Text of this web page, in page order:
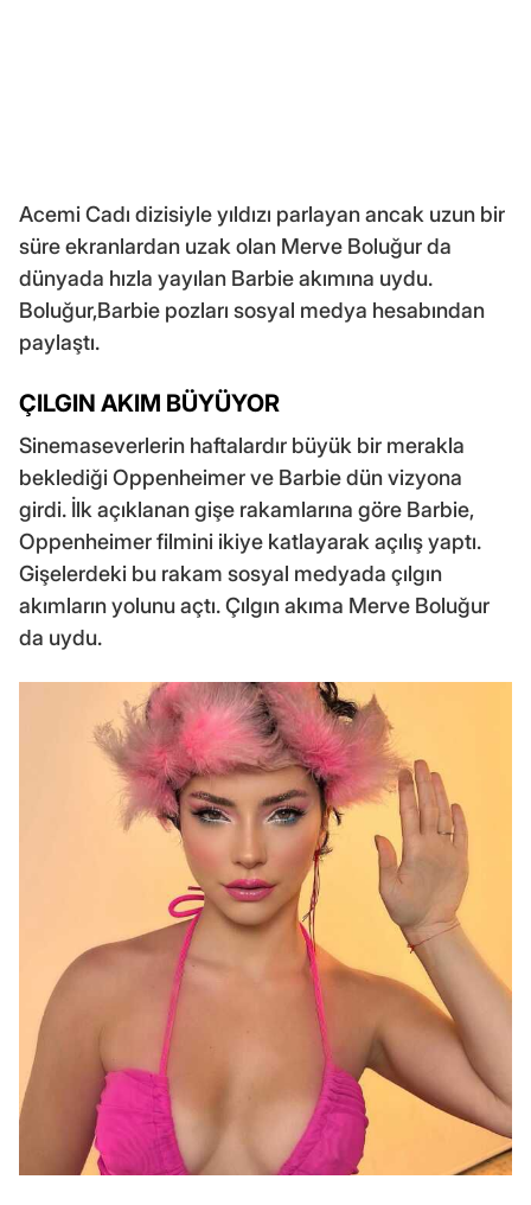
Acemi Cadı dizisiyle yıldızı parlayan ancak uzun bir
süre ekranlardan uzak olan Merve Boluğur da
dünyada hızla yayılan Barbie akımına uydu.
Boluğur,Barbie pozları sosyal medya hesabından
paylaştı.
ÇILGIN AKIM BÜYÜYOR
Sinemaseverlerin haftalardır büyük bir merakla
beklediği Oppenheimer ve Barbie dün vizyona
girdi. İlk açıklanan gişe rakamlarına göre Barbie,
Oppenheimer filmini ikiye katlayarak açılış yaptı.
Gişelerdeki bu rakam sosyal medyada çılgın
akımların yolunu açtı. Çılgın akıma Merve Boluğur
da uydu.